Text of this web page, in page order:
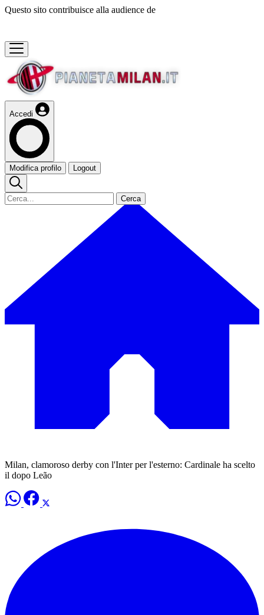
Questo sito contribuisce alla audience de
Accedi
Modifica profilo Logout
Cerca
Milan, clamoroso derby con l'Inter per l'esterno: Cardinale ha scelto
il dopo Leão